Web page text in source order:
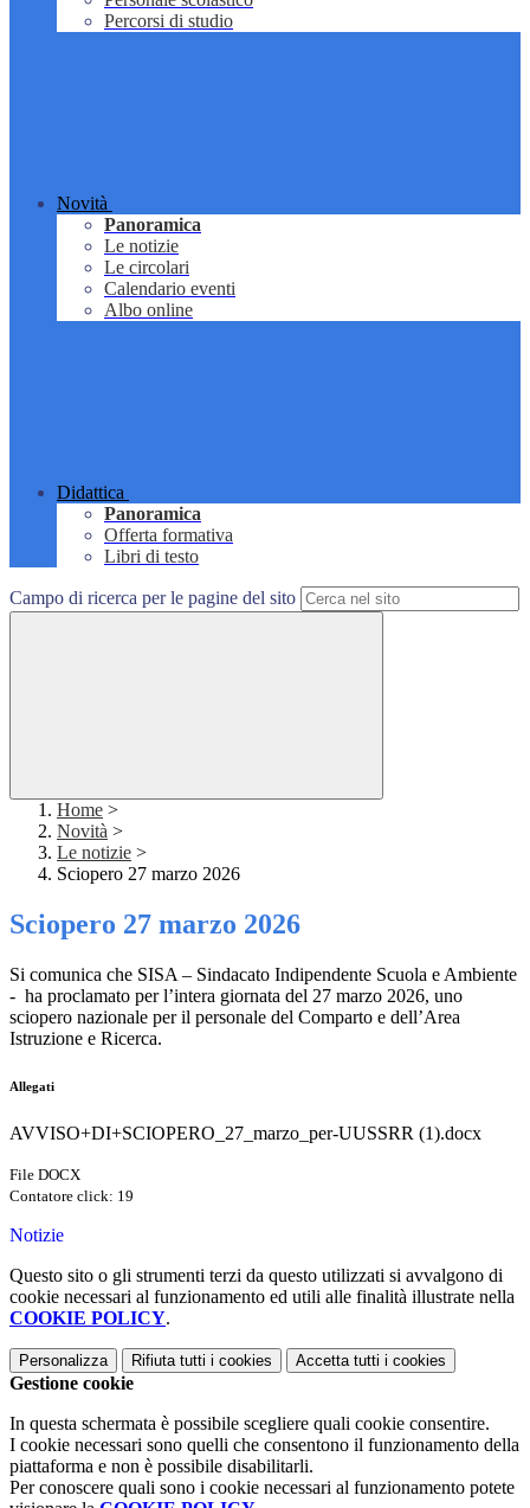
Percorsi di studio
Novità
Panoramica
Le notizie
Le circolari
Calendario eventi
Albo online
Didattica
Panoramica
Offerta formativa
Libri di testo
Campo di ricerca per le pagine del sito
Home >
Novità >
Le notizie >
Sciopero 27 marzo 2026
Sciopero 27 marzo 2026
Si comunica che SISA – Sindacato Indipendente Scuola e Ambiente
- ha proclamato per l’intera giornata del 27 marzo 2026, uno
sciopero nazionale per il personale del Comparto e dell’Area
Istruzione e Ricerca.
Allegati
AVVISO+DI+SCIOPERO_27_marzo_per-UUSSRR (1).docx
File DOCX
Contatore click: 19
Notizie
Questo sito o gli strumenti terzi da questo utilizzati si avvalgono di
cookie necessari al funzionamento ed utili alle finalità illustrate nella
COOKIE POLICY.
Personalizza Rifiuta tutti i cookies Accetta tutti i cookies
Gestione cookie
In questa schermata è possibile scegliere quali cookie consentire.
I cookie necessari sono quelli che consentono il funzionamento della
piattaforma e non è possibile disabilitarli.
Per conoscere quali sono i cookie necessari al funzionamento potete